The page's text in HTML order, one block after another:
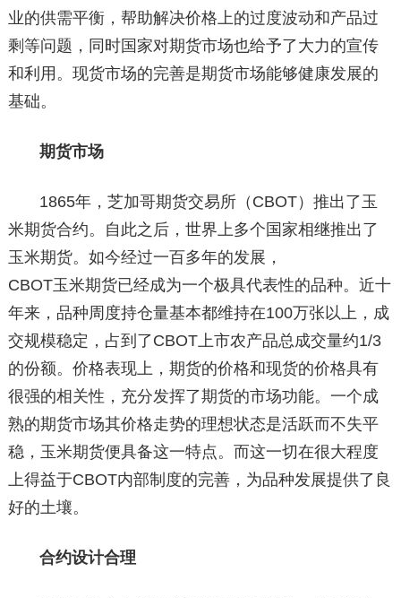
业的供需平衡，帮助解决价格上的过度波动和产品过
剩等问题，同时国家对期货市场也给予了大力的宣传
和利用。现货市场的完善是期货市场能够健康发展的
基础。
期货市场
1865年，芝加哥期货交易所（CBOT）推出了玉
米期货合约。自此之后，世界上多个国家相继推出了
玉米期货。如今经过一百多年的发展，
CBOT玉米期货已经成为一个极具代表性的品种。近十
年来，品种周度持仓量基本都维持在100万张以上，成
交规模稳定，占到了CBOT上市农产品总成交量约1/3
的份额。价格表现上，期货的价格和现货的价格具有
很强的相关性，充分发挥了期货的市场功能。一个成
熟的期货市场其价格走势的理想状态是活跃而不失平
稳，玉米期货便具备这一特点。而这一切在很大程度
上得益于CBOT内部制度的完善，为品种发展提供了良
好的土壤。
合约设计合理